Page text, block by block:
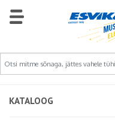
KATALOOG